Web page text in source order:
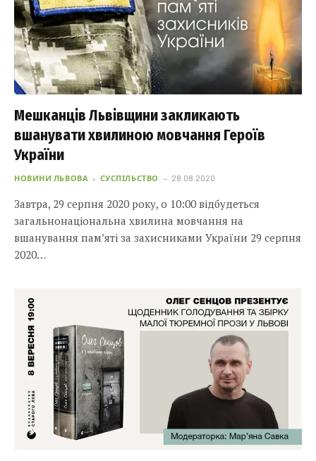
Мешканців Львівщини закликають
вшанувати хвилиною мовчання Героїв
України
НОВИНИ ЛЬВОВА СУСПІЛЬСТВО 28.08.2020
Завтра, 29 серпня 2020 року, о 10:00 відбудеться
загальнонаціональна хвилина мовчання на
вшанування пам’яті за захисниками України 29 серпня
2020…